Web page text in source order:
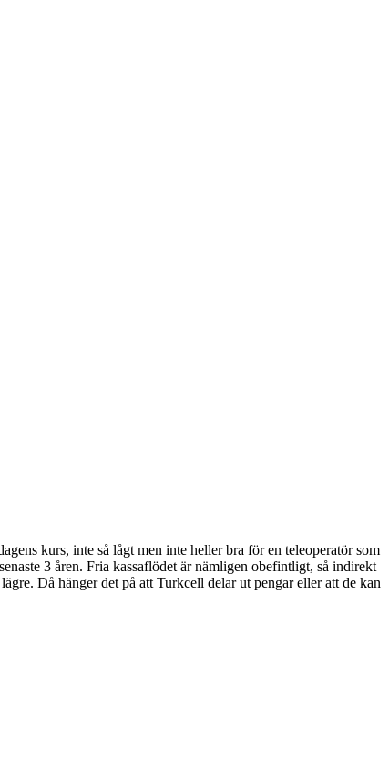
kurs, inte så lågt men inte heller bra för en teleoperatör som
3 åren. Fria kassaflödet är nämligen obefintligt, så indirekt
Då hänger det på att Turkcell delar ut pengar eller att de kan